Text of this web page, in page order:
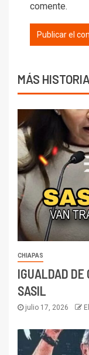
comente.
MÁS
CHIAPAS
IGUALDAD DE
SASIL
julio 17, 2026